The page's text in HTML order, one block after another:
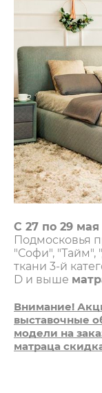
С 27 по 29 мая
Подмосковья
"Софи",
ткани 3-й
D и выше
Внимание!
выставочные
модели на
матраца